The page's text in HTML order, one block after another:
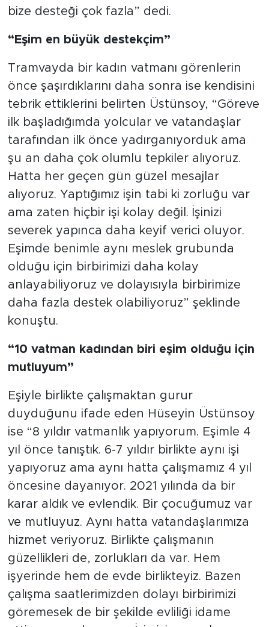
bize desteği çok fazla” dedi.
“Eşim en büyük destekçim”
Tramvayda bir kadın vatmanı görenlerin
önce şaşırdıklarını daha sonra ise kendisini
tebrik ettiklerini belirten Üstünsoy, “Göreve
ilk başladığımda yolcular ve vatandaşlar
tarafından ilk önce yadırganıyorduk ama
şu an daha çok olumlu tepkiler alıyoruz.
Hatta her geçen gün güzel mesajlar
alıyoruz. Yaptığımız işin tabi ki zorluğu var
ama zaten hiçbir işi kolay değil. İşinizi
severek yapınca daha keyif verici oluyor.
Eşimde benimle aynı meslek grubunda
olduğu için birbirimizi daha kolay
anlayabiliyoruz ve dolayısıyla birbirimize
daha fazla destek olabiliyoruz” şeklinde
konuştu.
“10 vatman kadından biri eşim olduğu için
mutluyum”
Eşiyle birlikte çalışmaktan gurur
duyduğunu ifade eden Hüseyin Üstünsoy
ise “8 yıldır vatmanlık yapıyorum. Eşimle 4
yıl önce tanıştık. 6-7 yıldır birlikte aynı işi
yapıyoruz ama aynı hatta çalışmamız 4 yıl
öncesine dayanıyor. 2021 yılında da bir
karar aldık ve evlendik. Bir çocuğumuz var
ve mutluyuz. Aynı hatta vatandaşlarımıza
hizmet veriyoruz. Birlikte çalışmanın
güzellikleri de, zorlukları da var. Hem
işyerinde hem de evde birlikteyiz. Bazen
çalışma saatlerimizden dolayı birbirimizi
göremesek de bir şekilde evliliği idame